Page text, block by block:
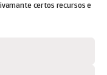
certos recursos e